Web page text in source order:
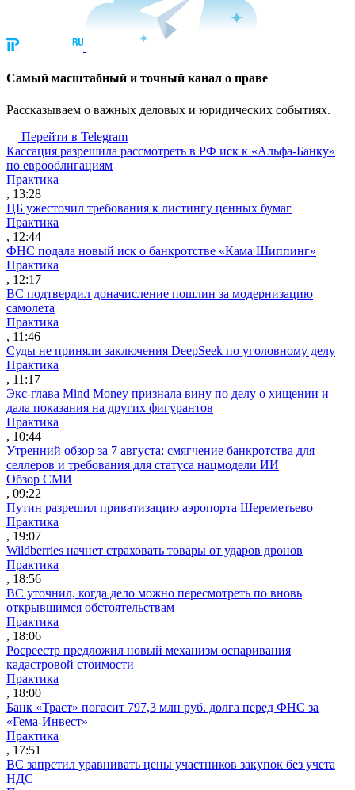
Cамый масштабный и точный канал о праве
Рассказываем о важных деловых и юридических событиях.
Перейти в Telegram
Кассация разрешила рассмотреть в РФ иск к «Альфа-Банку»
по еврооблигациям
Практика
, 13:28
ЦБ ужесточил требования к листингу ценных бумаг
Практика
, 12:44
ФНС подала новый иск о банкротстве «Кама Шиппинг»
Практика
, 12:17
ВС подтвердил доначисление пошлин за модернизацию
самолета
Практика
, 11:46
Суды не приняли заключения DeepSeek по уголовному делу
Практика
, 11:17
Экс-глава Mind Money признала вину по делу о хищении и
дала показания на других фигурантов
Практика
, 10:44
Утренний обзор за 7 августа: смягчение банкротства для
селлеров и требования для статуса нацмодели ИИ
Обзор СМИ
, 09:22
Путин разрешил приватизацию аэропорта Шереметьево
Практика
, 19:07
Wildberries начнет страховать товары от ударов дронов
Практика
, 18:56
ВС уточнил, когда дело можно пересмотреть по вновь
открывшимся обстоятельствам
Практика
, 18:06
Росреестр предложил новый механизм оспаривания
кадастровой стоимости
Практика
, 18:00
Банк «Траст» погасит 797,3 млн руб. долга перед ФНС за
«Гема-Инвест»
Практика
, 17:51
ВС запретил уравнивать цены участников закупок без учета
НДС